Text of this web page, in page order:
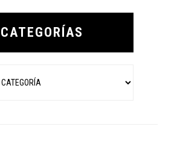
CATEGORÍAS